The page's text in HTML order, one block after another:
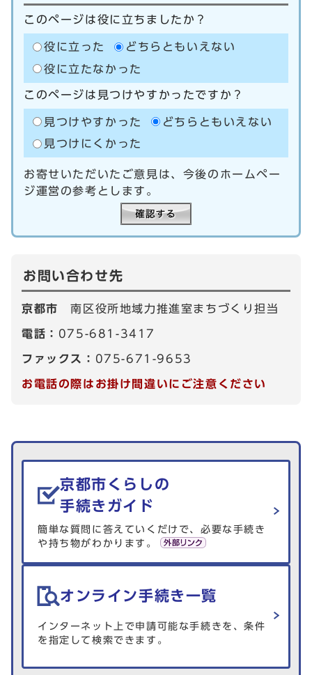
このページは役に立ちましたか？
役に立った
どちらともいえない
役に立たなかった
このページは見つけやすかったですか？
見つけやすかった
どちらともいえない
見つけにくかった
お寄せいただいたご意見は、今後のホームペー
ジ運営の参考とします。
お問い合わせ先
京都市南区役所地域力推進室まちづくり担当
電話： 075-681-3417
ファックス： 075-671-9653
お電話の際はお掛け間違いにご注意ください
生活情報を探す
京都市くらしの
手続きガイド
簡単な質問に答えていくだけで、必要な手続き
や持ち物がわかります。
オンライン手続き一覧
インターネット上で申請可能な手続きを、条件
を指定して検索できます。